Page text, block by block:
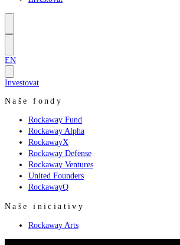
EN
Investovat
Naše fondy
Rockaway Fund
Rockaway Alpha
RockawayX
Rockaway Defense
Rockaway Ventures
United Founders
RockawayQ
Naše iniciativy
Rockaway Arts